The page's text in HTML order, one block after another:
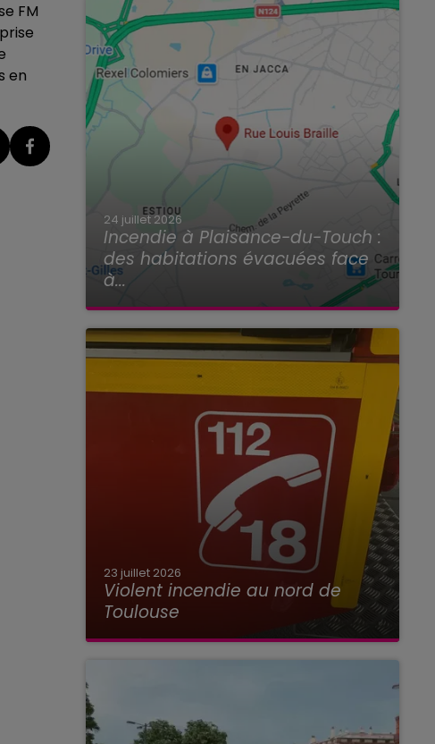
FM
en
24 juillet 2026
Incendie à Plaisance-du-Touch :
des habitations évacuées face
à...
23 juillet 2026
Violent incendie au nord de
Toulouse